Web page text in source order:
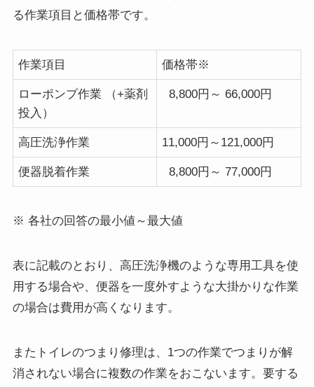
る作業項目と価格帯です。
作業項目 価格帯※
ローポンプ作業 （+薬剤
投入）
8,800円～ 66,000円
高圧洗浄作業 11,000円～121,000円
便器脱着作業 8,800円～ 77,000円
※ 各社の回答の最小値～最大値
表に記載のとおり、高圧洗浄機のような専用工具を使
用する場合や、便器を一度外すような大掛かりな作業
の場合は費用が高くなります。
またトイレのつまり修理は、1つの作業でつまりが解
消されない場合に複数の作業をおこないます。要する